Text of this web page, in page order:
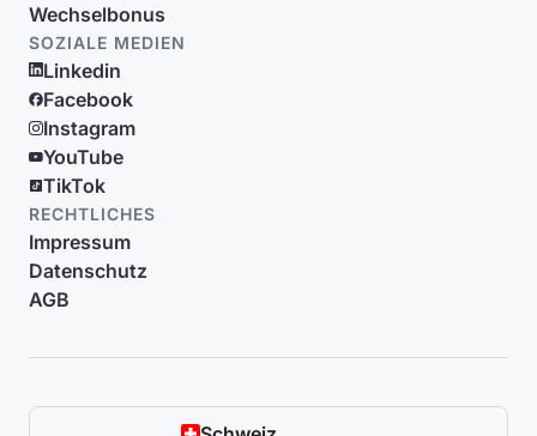
Wechselbonus
SOZIALE MEDIEN
Linkedin
Facebook
Instagram
YouTube
TikTok
RECHTLICHES
Impressum
Datenschutz
AGB